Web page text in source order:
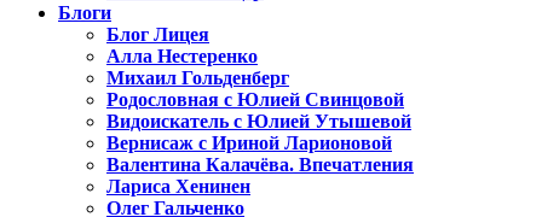
Блоги
Блог Лицея
Алла Нестеренко
Михаил Гольденберг
Родословная с Юлией Свинцовой
Видоискатель с Юлией Утышевой
Вернисаж с Ириной Ларионовой
Валентина Калачёва. Впечатления
Лариса Хенинен
Олег Гальченко